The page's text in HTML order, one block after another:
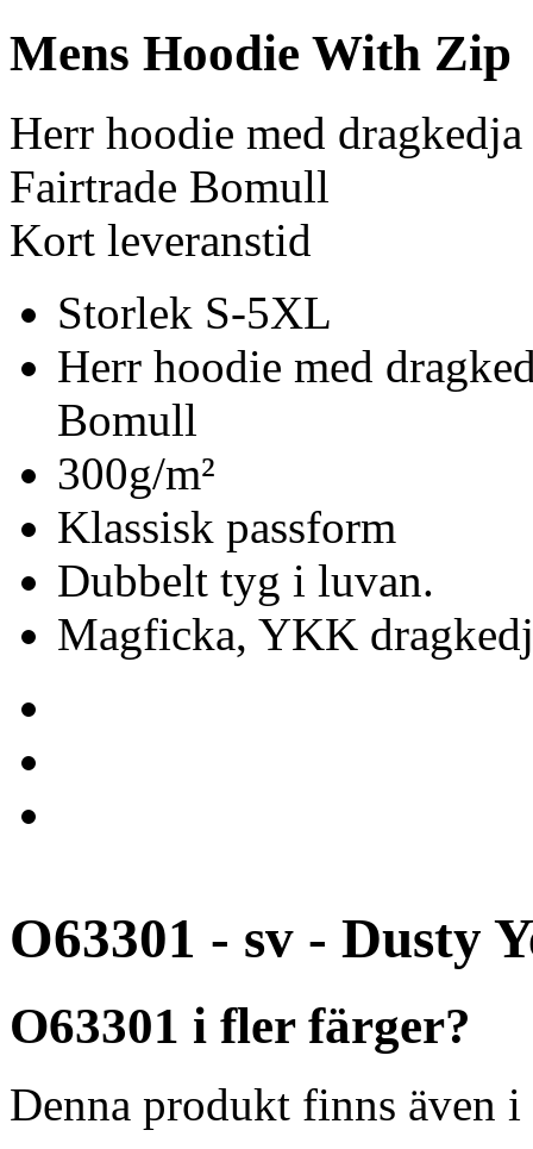
Mens Hoodie With Zip
Herr hoodie med
Fairtrade Bomull
Kort leveranstid
Storlek S-5XL
Herr hoodie med
Bomull
300g/m²
Klassisk passform
Dubbelt tyg i luvan.
Magficka, YKK
O63301 - sv - Dusty
O63301 i fler färger?
Denna produkt finns även